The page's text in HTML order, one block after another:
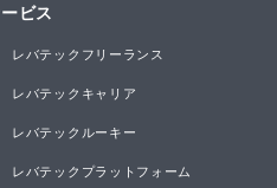
ビス
レバテックフリーランス
レバテックキャリア
レバテックルーキー
レバテックプラットフォーム